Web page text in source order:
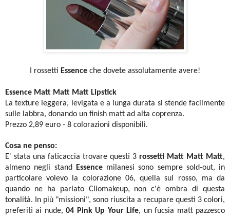
I rossetti Essence che dovete assolutamente avere!
Essence Matt Matt Matt Lipstick
La texture leggera, levigata e a lunga durata si stende facilmente
sulle labbra, donando un finish matt ad alta coprenza.
Prezzo 2,89 euro - 8 colorazioni disponibili.
Cosa ne penso:
E' stata una faticaccia trovare questi 3 rossetti Matt Matt Matt,
almeno negli stand
Essence milanesi sono sempre sold-out, in
particolare volevo la colorazione 06, quella sul rosso, ma da
quando ne ha parlato Cliomakeup, non c'è ombra di questa
tonalità. In più "missioni", sono riuscita a recupare questi 3 colori,
preferiti ai nude,04 Pink Up Your Life, un fucsia matt pazzesco